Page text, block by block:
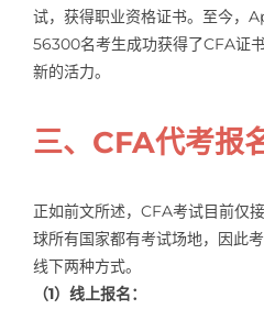
试，获得职业资格证书。至今，
56300名考生成功获得了CFA证
新的活力。
三、CFA代考报
正如前文所述，CFA考试目前仅
球所有国家都有考试场地，因此
线下两种方式。
（1）线上报名：